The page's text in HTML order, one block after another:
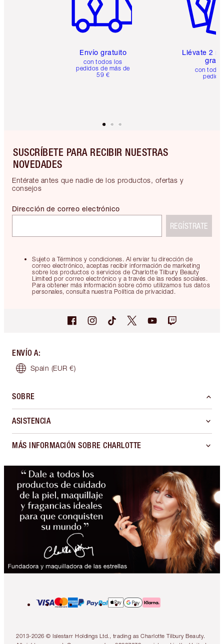
Envío gratuito
con todos los
pedidos de más de
59 €
Llévate 2
gratis
con
SUSCRÍBETE PARA RECIBIR NUESTRAS
NOVEDADES
Entérate antes que nadie de los productos, ofertas y
consejos
Sujeto a Términos y condiciones. Al enviar tu dirección de
correo electrónico, aceptas recibir información de marketing
sobre los productos o servicios de Charlotte Tilbury Beauty
Limited por correo electrónico y a través de las redes sociales.
Para obtener más información sobre cómo utilizamos tus datos
personales, consulta nuestra Política de privacidad.
Dirección de correo electrónico
REGÍSTRATE
ENVÍO A:
Spain (EUR €)
SOBRE
ASISTENCIA
MÁS INFORMACIÓN SOBRE CHARLOTTE
2013-2026 © Islestarr Holdings Ltd., trading as Charlotte Tilbury Beauty.